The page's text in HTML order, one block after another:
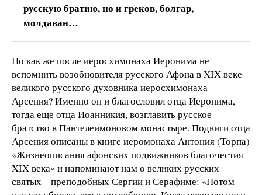
русскую братию, но и греков, болгар,
молдаван…
Но как же после иеросхимонаха Иеронима не
вспомнить возобновителя русского Афона в XIX веке
великого русского духовника иеросхимонаха
Арсения? Именно он и благословил отца Иеронима,
тогда еще отца Иоанникия, возглавить русское
братство в Пантелеимоновом монастыре. Подвиги отца
Арсения описаны в книге иеромонаха Антония (Торпа)
«Жизнеописания афонских подвижников благочестия
XIX века» и напоминают нам о великих русских
святых – преподобных Сергии и Серафиме: «Потом